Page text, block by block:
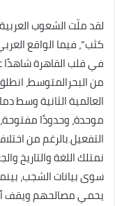
لقد ملّت الشعوب العربية
كثب”، فيما الواقع
في قلب القاهرة شاهدًا
من البحرالمتوسط،
العالمية الثانية وسط
موحدة، وحدودًا
التفعيل.بالرغم من
نمتلك اللغة والتاريخ
سوى بيانات الشجب،
يحمي مصالحهم ويقف